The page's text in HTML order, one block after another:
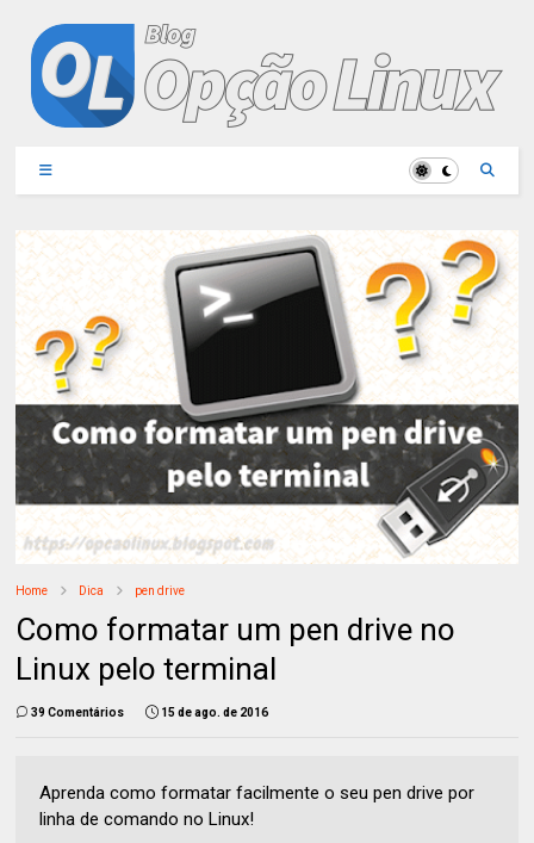
Home Dica pen drive
Como formatar um pen drive no
Linux pelo terminal
39 Comentários 15 de ago. de 2016
Aprenda como formatar facilmente o seu pen drive por
linha de comando no Linux!